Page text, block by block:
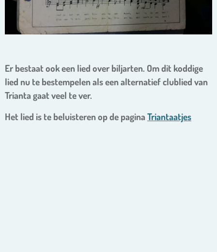
Er bestaat ook een lied over biljarten. Om dit koddige
lied nu te bestempelen als een alternatief clublied van
Trianta gaat veel te ver.
Het lied is te beluisteren op de pagina Triantaatjes